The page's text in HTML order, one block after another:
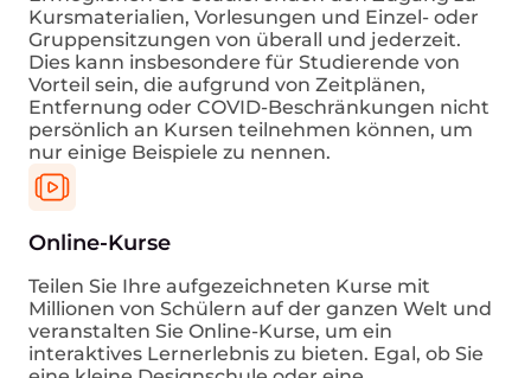
Kursmaterialien, Vorlesungen und Einzel- oder
Gruppensitzungen von überall und jederzeit.
Dies kann insbesondere für Studierende von
Vorteil sein, die aufgrund von Zeitplänen,
Entfernung oder COVID-Beschränkungen nicht
persönlich an Kursen teilnehmen können, um
nur einige Beispiele zu nennen.
Online-Kurse
Teilen Sie Ihre aufgezeichneten Kurse mit
Millionen von Schülern auf der ganzen Welt und
veranstalten Sie Online-Kurse, um ein
interaktives Lernerlebnis zu bieten. Egal, ob Sie